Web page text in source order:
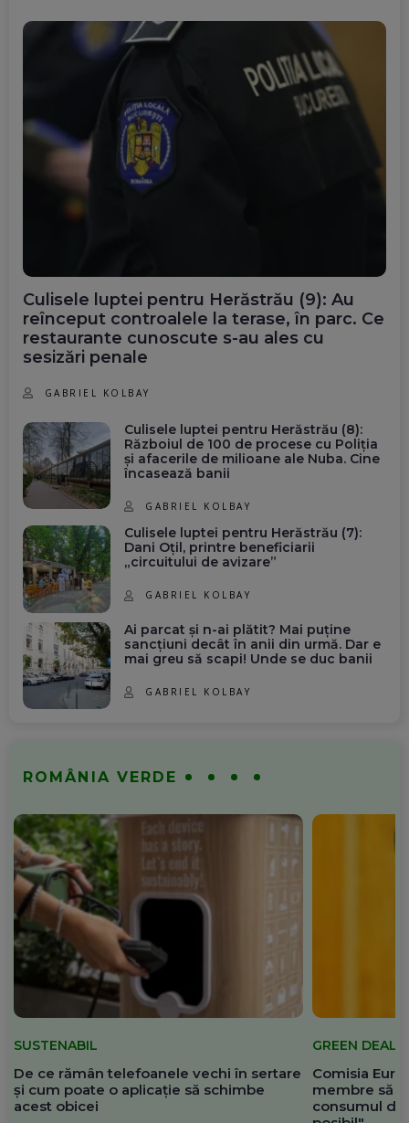
Culisele luptei pentru Herăstrău (9): Au
reînceput controalele la terase, în parc. Ce
restaurante cunoscute s-au ales cu
sesizări penale
GABRIEL KOLBAY
Culisele luptei pentru Herăstrău (8):
Războiul de 100 de procese cu Poliția
și afacerile de milioane ale Nuba. Cine
încasează banii
GABRIEL KOLBAY
Culisele luptei pentru Herăstrău (7):
Dani Oțil, printre beneficiarii
„circuitului de avizare”
GABRIEL KOLBAY
Ai parcat și n-ai plătit? Mai puține
sancțiuni decât în anii din urmă. Dar e
mai greu să scapi! Unde se duc banii
GABRIEL KOLBAY
ROMÂNIA VERDE
SUSTENABIL
De ce rămân telefoanele vechi în sertare
și cum poate o aplicație să schimbe
acest obicei
GREEN DEAL
Comisia
membre să
consumul de